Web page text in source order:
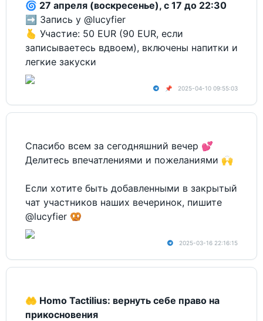
🌀 27 апреля (воскресенье), c 17 до 22:30
➡️ Запись у @lucyfier
🫰 Участие: 50 EUR (90 EUR, если
записываетесь вдвоем), включены напитки и
легкие закуски
2025-04-10 09:55:03
📌
Спасибо всем за сегодняшний вечер 💕
Делитесь впечатлениями и пожеланиями 🙌
Если хотите быть добавленными в закрытый
чат участников наших вечеринок, пишите
@lucyfier 🥨
2025-03-16 22:16:15
🤲 Homo Tactilius: вернуть себе право на
прикосновения